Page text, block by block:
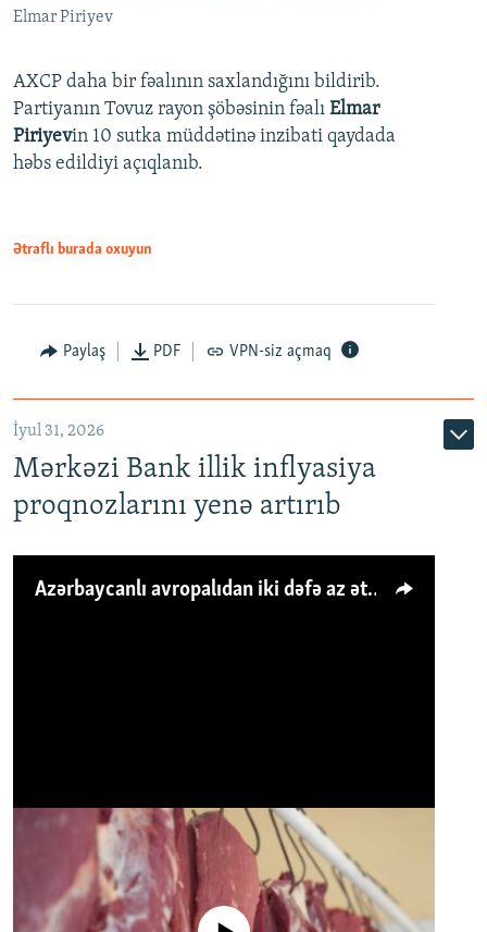
Elmar Piriyev
AXCP daha bir fəalının saxlandığını bildirib.
Partiyanın Tovuz rayon şöbəsinin fəalı Elmar
Piriyevin 10 sutka müddətinə inzibati qaydada
həbs edildiyi açıqlanıb.
Ətraflı burada oxuyun
Paylaş PDF VPN-siz açmaq
İyul 31, 2026
Mərkəzi Bank illik inflyasiya
proqnozlarını yenə artırıb
Azərbaycanlı avropalıdan iki dəfə az ət yeyir, amma... 'Qiymət artımı qaçılmazdır'